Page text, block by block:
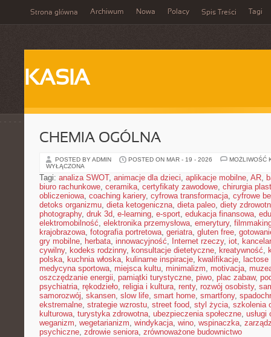
Strona główna Archiwum Nowa Polacy Spis Treści Tagi
KASIA
CHEMIA OGÓLNA
POSTED BY ADMIN POSTED ON MAR - 19 - 2026
MOŻLIWOŚĆ
WYŁĄCZONA
Tagi: analiza SWOT, animacje dla dzieci, aplikacje mobilne, AR,
biuro rachunkowe, ceramika, certyfikaty zawodowe, chirurgia
obliczeniowa, coaching kariery, cyfrowa transformacja, cyfrowe
detoks organizmu, dieta ketogeniczna, dieta paleo, diety
photography, druk 3d, e-learning, e-sport, edukacja finansowa,
elektromobilność, elektronika przemysłowa, emerytury,
krajobrazowa, fotografia portretowa, geriatra, gluten free,
gry mobilne, herbata, innowacyjność, Internet rzeczy, iot,
cywilny, kodeks rodzinny, konsultacje dietetyczne, kreatywność,
polska, kuchnia włoska, kulinarne inspiracje, kwalifikacje, lactose
medycyna sportowa, miejsca kultu, minimalizm, motivacja,
oszczędzanie energii, pamiątki turystyczne, piwo, plac zabaw,
psychiatria, rękodzieło, religia i kultura, renty, rozwój osobisty,
samorozwój, skansen, slow life, smart home, smartfony,
ekstremalne, strategie wzrostu, street food, styl życia, szkolenia
kulturowa, turystyka zdrowotna, ubezpieczenia społeczne, usługi
weganizm, wegetarianizm, windykacja, wino, wspinaczka,
psychiczne, zdrowie seniora, zrównoważone budownictwo